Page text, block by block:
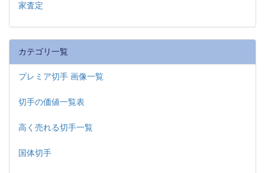
家査定
カテゴリ一覧
プレミア切手 画像一覧
切手の価値一覧表
高く売れる切手一覧
国体切手